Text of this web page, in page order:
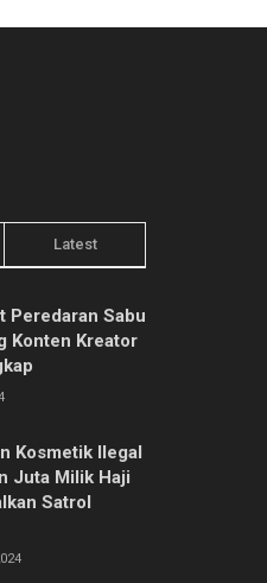
Latest
Peredaran Sabu
Konten Kreator
Kosmetik Ilegal
Juta Milik Haji
Satrol